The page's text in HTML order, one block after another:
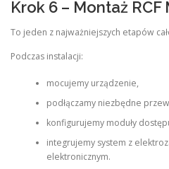
Krok 6 – Montaż RCF
To jeden z najważniejszych etapów
Podczas instalacji:
mocujemy urządzenie,
podłączamy niezbędne
konfigurujemy moduły
integrujemy system z
elektronicznym.